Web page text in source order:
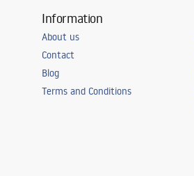
Information
About us
Contact
Blog
Terms and Conditions